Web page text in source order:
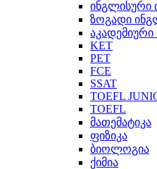
ინგლისური
ზოგადი
KET
PET
FCE
SSAT
TOEFL
TOEFL
მათემატიკა
ფიზიკა
ბიოლოგია
ქიმია